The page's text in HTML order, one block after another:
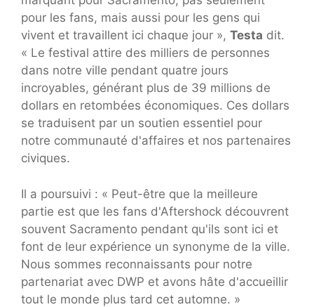
pour les fans, mais aussi pour les gens qui
vivent et travaillent ici chaque jour », Testa dit.
« Le festival attire des milliers de personnes
dans notre ville pendant quatre jours
incroyables, générant plus de 39 millions de
dollars en retombées économiques. Ces dollars
se traduisent par un soutien essentiel pour
notre communauté d'affaires et nos partenaires
civiques.
Il a poursuivi : « Peut-être que la meilleure
partie est que les fans d'Aftershock découvrent
souvent Sacramento pendant qu'ils sont ici et
font de leur expérience un synonyme de la ville.
Nous sommes reconnaissants pour notre
partenariat avec DWP et avons hâte d'accueillir
tout le monde plus tard cet automne. »